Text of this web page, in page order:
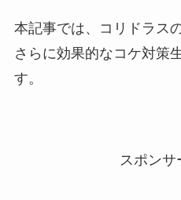
本記事では、コリドラス
さらに効果的なコケ対策
す。
スポンサ